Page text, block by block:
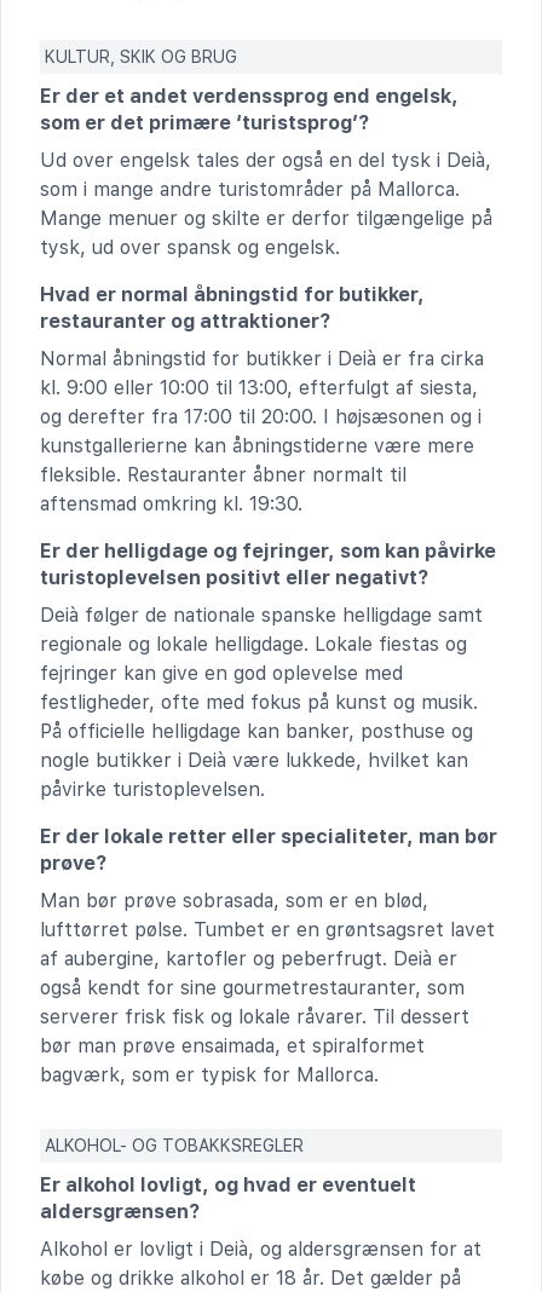
KULTUR, SKIK OG BRUG
Er der et andet verdenssprog end engelsk,
som er det primære ‘turistsprog’?
Ud over engelsk tales der også en del tysk i Deià,
som i mange andre turistområder på Mallorca.
Mange menuer og skilte er derfor tilgængelige på
tysk, ud over spansk og engelsk.
Hvad er normal åbningstid for butikker,
restauranter og attraktioner?
Normal åbningstid for butikker i Deià er fra cirka
kl. 9:00 eller 10:00 til 13:00, efterfulgt af siesta,
og derefter fra 17:00 til 20:00. I højsæsonen og i
kunstgallerierne kan åbningstiderne være mere
fleksible. Restauranter åbner normalt til
aftensmad omkring kl. 19:30.
Er der helligdage og fejringer, som kan påvirke
turistoplevelsen positivt eller negativt?
Deià følger de nationale spanske helligdage samt
regionale og lokale helligdage. Lokale fiestas og
fejringer kan give en god oplevelse med
festligheder, ofte med fokus på kunst og musik.
På officielle helligdage kan banker, posthuse og
nogle butikker i Deià være lukkede, hvilket kan
påvirke turistoplevelsen.
Er der lokale retter eller specialiteter, man bør
prøve?
Man bør prøve sobrasada, som er en blød,
lufttørret pølse. Tumbet er en grøntsagsret lavet
af aubergine, kartofler og peberfrugt. Deià er
også kendt for sine gourmetrestauranter, som
serverer frisk fisk og lokale råvarer. Til dessert
bør man prøve ensaimada, et spiralformet
bagværk, som er typisk for Mallorca.
ALKOHOL- OG TOBAKKSREGLER
Er alkohol lovligt, og hvad er eventuelt
aldersgrænsen?
Alkohol er lovligt i Deià, og aldersgrænsen for at
købe og drikke alkohol er 18 år. Det gælder på